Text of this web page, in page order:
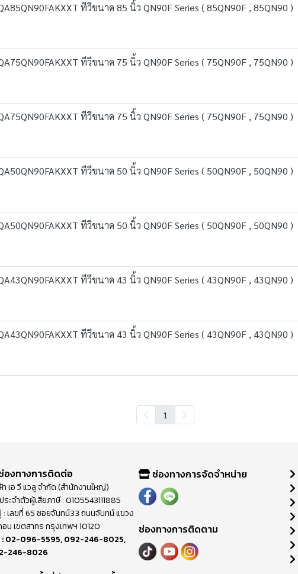
ทีวีขนาด 85 นิ้ว QN90F Series ( 85QN90F , 85QN90 )
ทีวีขนาด 75 นิ้ว QN90F Series ( 75QN90F , 75QN90 )
ทีวีขนาด 75 นิ้ว QN90F Series ( 75QN90F , 75QN90 )
ทีวีขนาด 50 นิ้ว QN90F Series ( 50QN90F , 50QN90 )
ทีวีขนาด 50 นิ้ว QN90F Series ( 50QN90F , 50QN90 )
ทีวีขนาด 43 นิ้ว QN90F Series ( 43QN90F , 43QN90 )
ทีวีขนาด 43 นิ้ว QN90F Series ( 43QN90F , 43QN90 )
1
องทางการติดต่อ
เอ วี แวลู จำกัด (สำนักงานใหญ่)
ระจำตัวผู้เสียภาษี : 0105543111885
: เลขที่ 65 ซอยจันทน์33 ถนนจันทน์ แขวง
น เขตสาทร กรุงเทพฯ 10120
:02-096-5595,092-246-8025,
246-8026
ช่องทางการจัดจำหน่าย
ช่องทางการติดตาม